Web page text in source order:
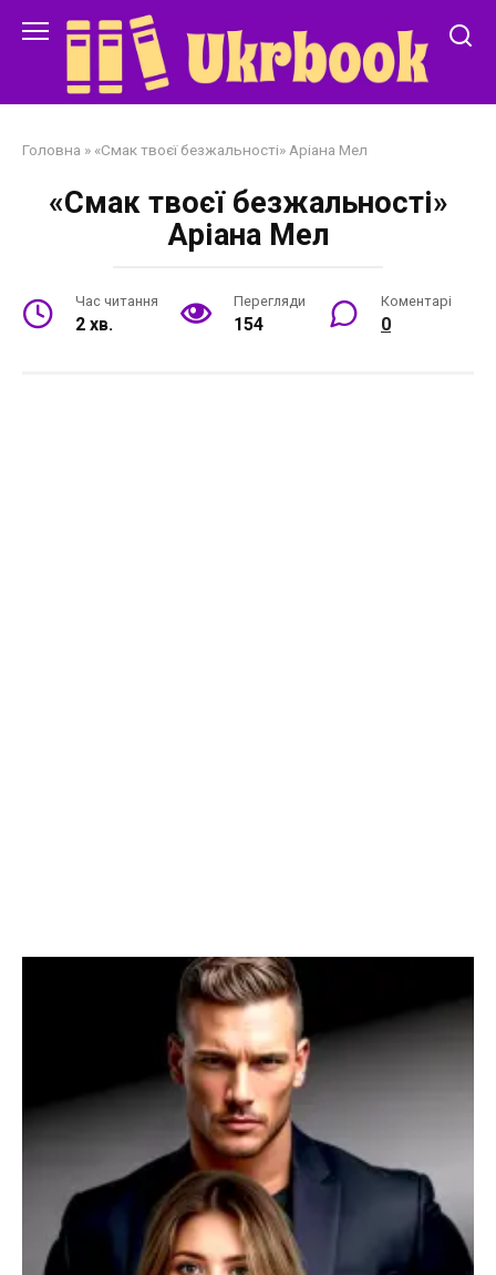
Головна » «Смак твоєї безжальності» Аріана Мел
«Смак твоєї безжальності»
Аріана Мел
Час читання
2 хв.
Перегляди
154
Коментарі
0